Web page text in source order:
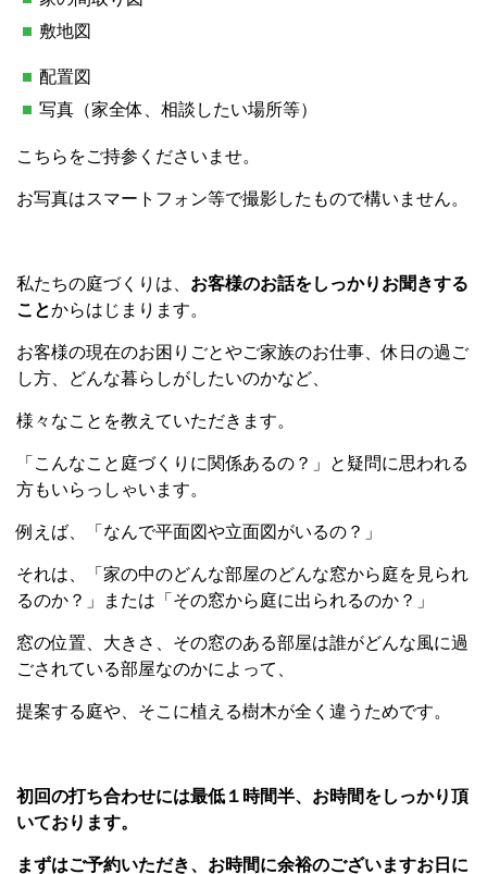
敷地図
配置図
写真（家全体、相談したい場所等）
こちらをご持参くださいませ。
お写真はスマートフォン等で撮影したもので構いません。
私たちの庭づくりは、 お客様のお話をしっかりお聞きする
ことからはじまります。
お客様の現在のお困りごとやご家族のお仕事、休日の過ご
し方、どんな暮らしがしたいのかなど、
様々なことを教えていただきます。
「こんなこと庭づくりに関係あるの？」と疑問に思われる
方もいらっしゃいます。
例えば、「なんで平面図や立面図がいるの？」
それは、「家の中のどんな部屋のどんな窓から庭を見られ
るのか？」または「その窓から庭に出られるのか？」
窓の位置、大きさ、その窓のある部屋は誰がどんな風に過
ごされている部屋なのかによって、
提案する庭や、そこに植える樹木が全く違うためです。
初回の打ち合わせには最低１時間半、お時間をしっかり頂
いております。
まずはご予約いただき、お時間に余裕のございますお日に